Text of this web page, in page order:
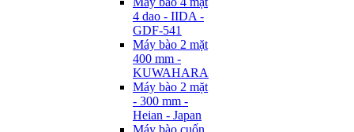
4 dao - IIDA -
GDF-541
Máy bào 2 mặt
400 mm -
KUWAHARA
Máy bào 2 mặt
- 300 mm -
Heian - Japan
Máy bào cuốn